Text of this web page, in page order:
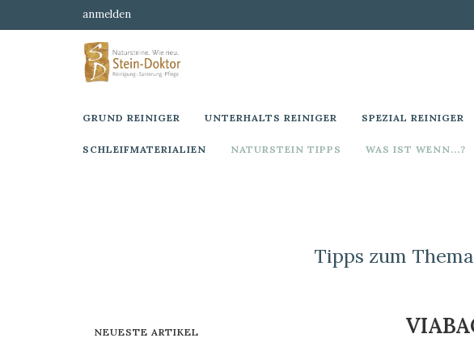
anmelden
GRUND REINIGER UNTERHALTS REINIGER SPEZIAL REINIGER
SCHLEIFMATERIALIEN NATURSTEIN TIPPS WAS IST WENN...?
Tipps zum
NEUESTE ARTIKEL